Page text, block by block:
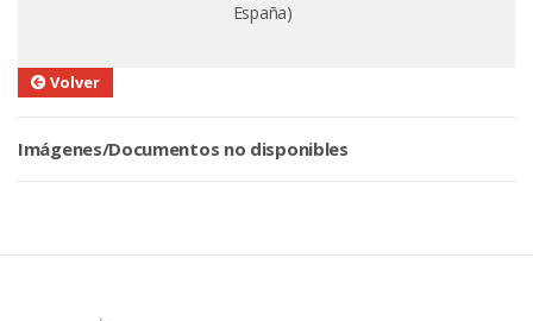
España)
Volver
Imágenes/Documentos no disponibles